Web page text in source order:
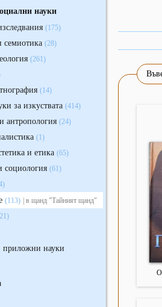
науки
(175)
семиотика (28)
(261)
(14)
за изкуствата (414)
антропология (24)
(1)
и етика (65)
социология (61)
(113) | в щанд "Тайният щанд"
науки